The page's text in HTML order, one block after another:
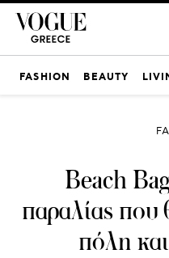
FASHION BEAUTY
Beach
παραλίας που
πόλη